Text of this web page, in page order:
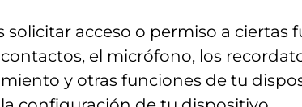
solicitar acceso o permiso a
el micrófono, los
y otras funciones de tu